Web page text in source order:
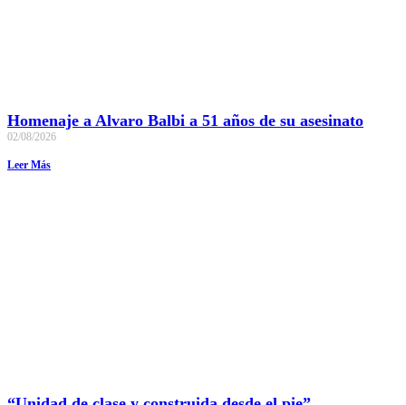
Homenaje a Alvaro Balbi a 51 años de su asesinato
02/08/2026
Leer Más